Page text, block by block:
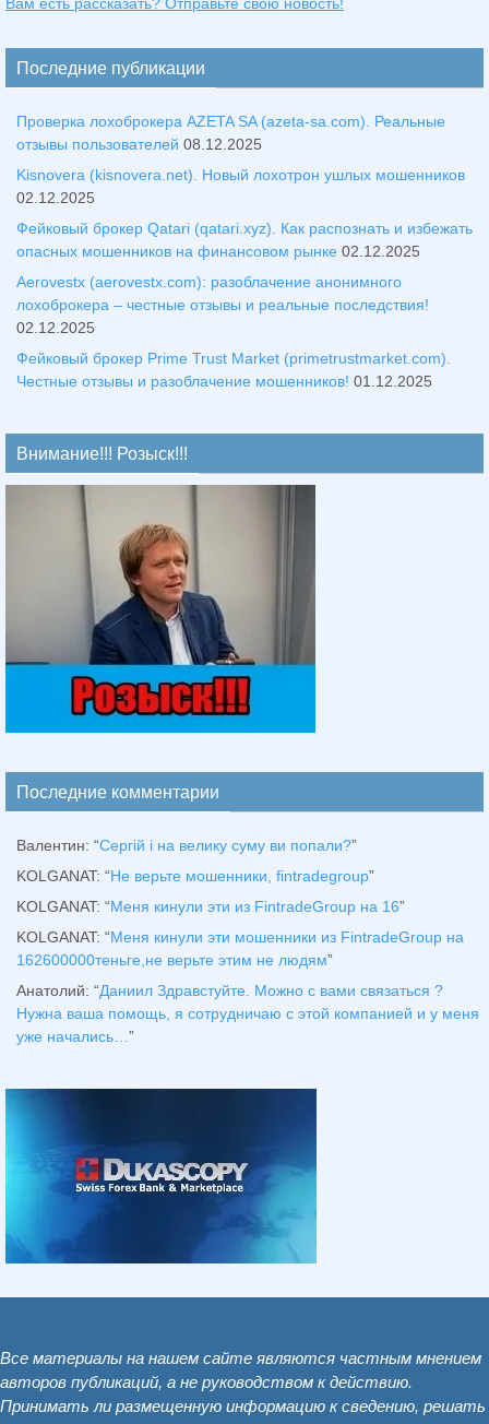
Последние публикации
Проверка лохоброкера AZETA SA (azeta-sa.com). Реальные
отзывы пользователей 08.12.2025
Kisnovera (kisnovera.net). Новый лохотрон ушлых мошенников
02.12.2025
Фейковый брокер Qatari (qatari.xyz). Как распознать и избежать
опасных мошенников на финансовом рынке 02.12.2025
Aerovestx (aerovestx.com): разоблачение анонимного
лохоброкера – честные отзывы и реальные последствия!
02.12.2025
Фейковый брокер Prime Trust Market (primetrustmarket.com).
Честные отзывы и разоблачение мошенников! 01.12.2025
Внимание!!! Розыск!!!
Последние комментарии
Валентин: “Сергій і на велику суму ви попали?”
KOLGANAT: “Не верьте мошенники, fintradegroup”
KOLGANAT: “Меня кинули эти из FintradeGroup на 16”
KOLGANAT: “Меня кинули эти мошенники из FintradeGroup на
162600000теньге,не верьте этим не людям”
Анатолий: “Даниил Здравстуйте. Можно с вами связаться ?
Нужна ваша помощь, я сотрудничаю с этой компанией и у меня
уже начались… ”
Все материалы на нашем сайте являются частным мнением
авторов публикаций, а не руководством к действию.
Принимать ли размещенную информацию к сведению, решать